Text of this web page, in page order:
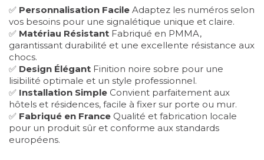
✅ Personnalisation Facile Adaptez les numéros selon
vos besoins pour une signalétique unique et claire.
✅ Matériau Résistant Fabriqué en PMMA,
garantissant durabilité et une excellente résistance aux
chocs.
✅ Design Élégant Finition noire sobre pour une
lisibilité optimale et un style professionnel.
✅ Installation Simple Convient parfaitement aux
hôtels et résidences, facile à fixer sur porte ou mur.
✅ Fabriqué en France Qualité et fabrication locale
pour un produit sûr et conforme aux standards
européens.